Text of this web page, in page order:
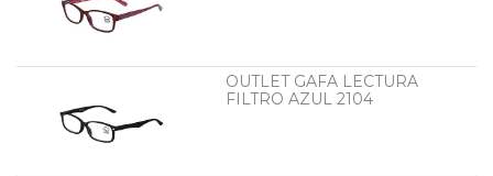
OUTLET GAFA LECTURA
FILTRO AZUL 2104